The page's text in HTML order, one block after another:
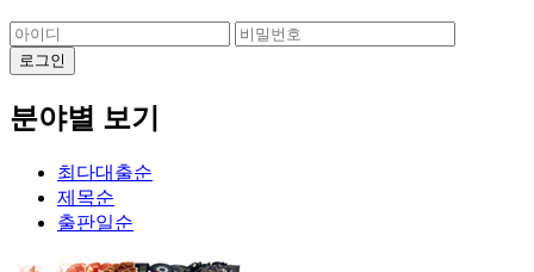
분야별 보기
최다대출순
제목순
출판일순